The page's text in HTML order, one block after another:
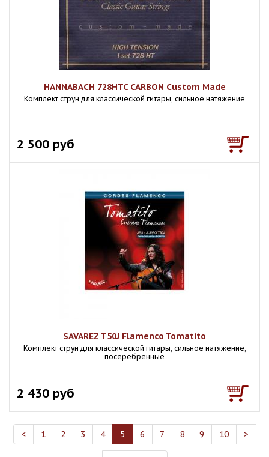
HANNABACH 728HTC CARBON Custom Made
Комплект струн для классической гитары, сильное натяжение
2 500 руб
SAVAREZ T50J Flamenco Tomatito
Комплект струн для классической гитары, сильное натяжение,
посеребренные
2 430 руб
< 1 2 3 4 5 6 7 8 9 10 >